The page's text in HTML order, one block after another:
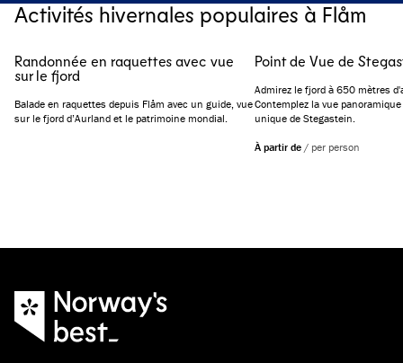
Activités hivernales populaires à Flåm
Randonnée en raquettes avec vue
sur le fjord
Balade en raquettes depuis Flåm avec un guide, vue
sur le fjord d’Aurland et le patrimoine mondial.
Point de Vue de
Admirez le fjord à 650 mètres
Contemplez la vue
unique de Stegastein.
À partir de / per person